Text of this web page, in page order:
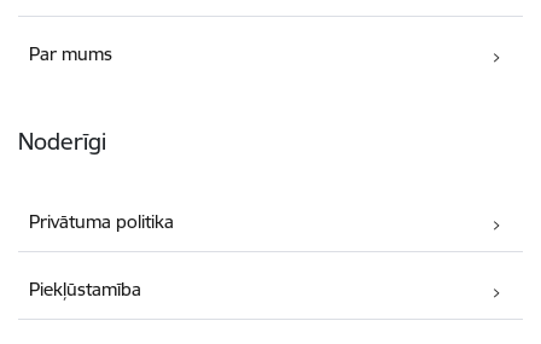
Par mums
Noderīgi
Privātuma politika
Piekļūstamība